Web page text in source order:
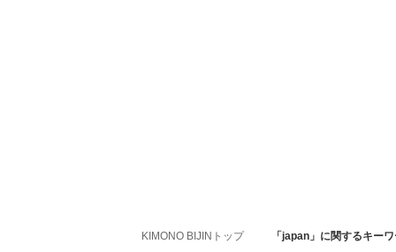
KIMONO BIJINトップ 「japan」に関するキー